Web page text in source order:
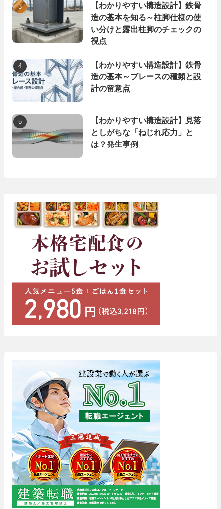
【わかりやすい構造設計】鉄骨
造の基本を知る～柱脚仕様の使
い分けと露出柱脚のチェックの
視点
【わかりやすい構造設計】鉄骨
造の基本～ブレースの種類と設
計の留意点
【わかりやすい構造設計】見落
としがちな「ねじれ応力」と
は？発生事例